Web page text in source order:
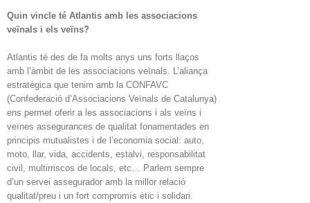
Quin vincle té Atlantis amb les associacions
veïnals i els veïns?
Atlantis té des de fa molts anys uns forts llaços
amb l’àmbit de les associacions veïnals. L’aliança
estratègica que tenim amb la CONFAVC
(Confederació d’Associacions Veïnals de Catalunya)
ens permet oferir a les associacions i als veïns i
veïnes assegurances de qualitat fonamentades en
principis mutualistes i de l’economia social: auto,
moto, llar, vida, accidents, estalvi, responsabilitat
civil, multirriscos de locals, etc… Parlem sempre
d’un servei assegurador amb la millor relació
qualitat/preu i un fort compromís ètic i solidari.